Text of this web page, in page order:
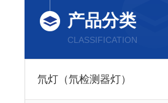
产品分类
CLASSIFICATION
氘灯（氘检测器灯）